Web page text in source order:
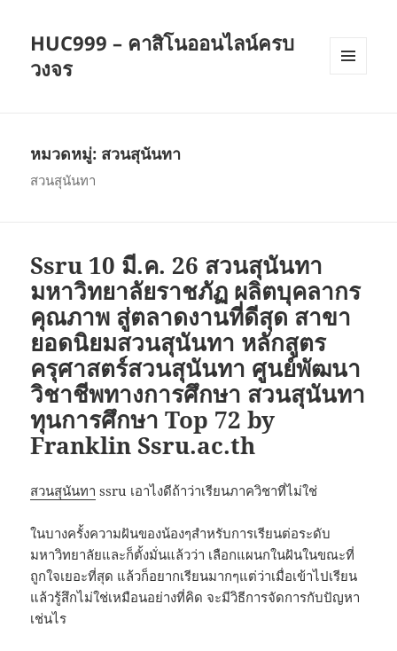
HUC999 – คาสิโนออนไลน์ครบ
วงจร
หมวดหมู่: สวนสุนันทา
สวนสุนันทา
Ssru 10 มี.ค. 26 สวนสุนันทา
มหาวิทยาลัยราชภัฏ ผลิตบุคลากร
คุณภาพ สู่ตลาดงานที่ดีสุด สาขา
ยอดนิยมสวนสุนันทา หลักสูตร
ครุศาสตร์สวนสุนันทา ศูนย์พัฒนา
วิชาชีพทางการศึกษา สวนสุนันทา
ทุนการศึกษา Top 72 by
Franklin Ssru.ac.th
สวนสุนันทา ssru เอาไงดีถ้าว่าเรียนภาควิชาที่ไม่ใช่
ในบางครั้งความฝันของน้องๆสำหรับการเรียนต่อระดับ
มหาวิทยาลัยและก็ตั้งมั่นแล้วว่า เลือกแผนกในฝันในขณะที่
ถูกใจเยอะที่สุด แล้วก็อยากเรียนมากๆแต่ว่าเมื่อเข้าไปเรียน
แล้วรู้สึกไม่ใช่เหมือนอย่างที่คิด จะมีวิธีการจัดการกับปัญหา
เช่นไร